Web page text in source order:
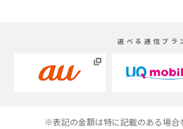
Androidスマホとは？特徴やメリット・デ
高校生にスマホ制限は必要？所持率やメリ
選べる通信ブラ
※表記の金額は特に記載のある場合